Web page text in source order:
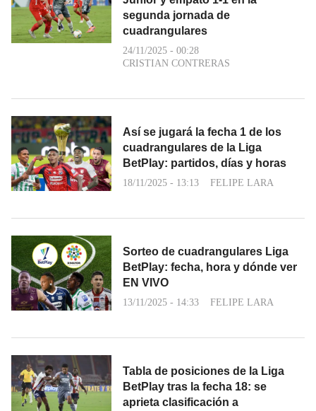
segunda jornada de
cuadrangulares
24/11/2025 - 00:28
CRISTIAN CONTRERAS
Así se jugará la fecha 1 de los
cuadrangulares de la Liga
BetPlay: partidos, días y horas
18/11/2025 - 13:13 FELIPE LARA
Sorteo de cuadrangulares Liga
BetPlay: fecha, hora y dónde ver
EN VIVO
13/11/2025 - 14:33 FELIPE LARA
Tabla de posiciones de la Liga
BetPlay tras la fecha 18: se
aprieta clasificación a